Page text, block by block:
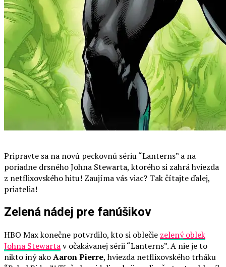
Pripravte sa na novú peckovnú sériu “Lanterns” a na
poriadne drsného Johna Stewarta, ktorého si zahrá hviezda
z netflixovského hitu! Zaujíma vás viac? Tak čítajte ďalej,
priatelia!
Zelená nádej pre fanúšikov
HBO Max konečne potvrdilo, kto si oblečie zelený oblek
Johna Stewartav očakávanej sérii “Lanterns”. A nie je to
nikto iný akoAaron Pierre, hviezda netflixovského trháku